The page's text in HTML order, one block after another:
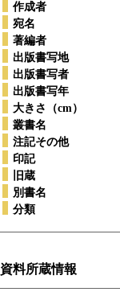
作成者
宛名
著編者
出版書写地
出版書写者
出版書写年
大きさ（cm）
叢書名
注記その他
印記
旧蔵
別書名
分類
資料所蔵情報